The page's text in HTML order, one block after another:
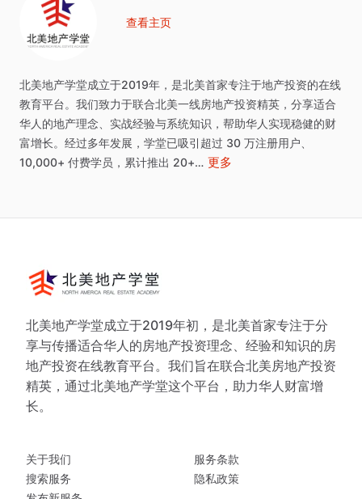
查看主页
北美地产学堂成⽴于2019年，是北美⾸家专注于地产投资的在线
教育平台。我们致⼒于联合北美⼀线房地产投资精英，分享适合
华⼈的地产理念、实战经验与系统知识，帮助华⼈实现稳健的财
富增⻓。经过多年发展，学堂已吸引超过 30 万注册用户、
10,000+ 付费学员，累计推出 20+… 更多
北美地产学堂成立于2019年初，是北美首家专注于分
享与传播适合华人的房地产投资理念、经验和知识的房
地产投资在线教育平台。我们旨在联合北美房地产投资
精英，通过北美地产学堂这个平台，助力华人财富增
长。
关于我们
搜索服务
服务条款
隐私政策